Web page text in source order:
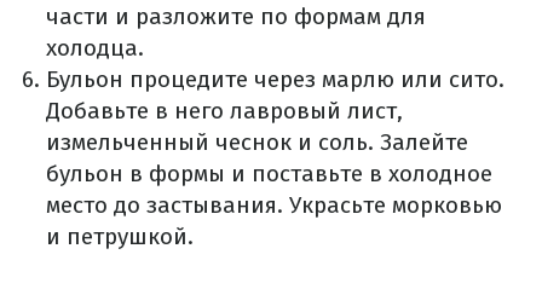
части и разложите по формам для
холодца.
Бульон процедите через марлю или сито.
Добавьте в него лавровый лист,
измельченный чеснок и соль. Залейте
бульон в формы и поставьте в холодное
место до застывания. Украсьте морковью
и петрушкой.